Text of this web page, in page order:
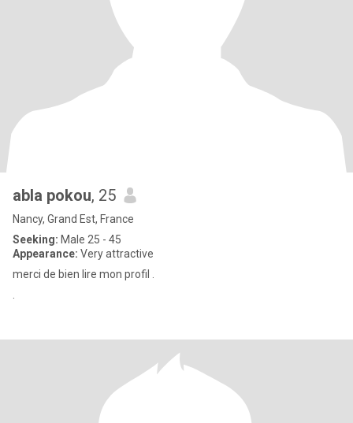
abla pokou, 25
Nancy, Grand Est, France
Seeking: Male 25 - 45
Appearance: Very attractive
merci de bien lire mon profil .